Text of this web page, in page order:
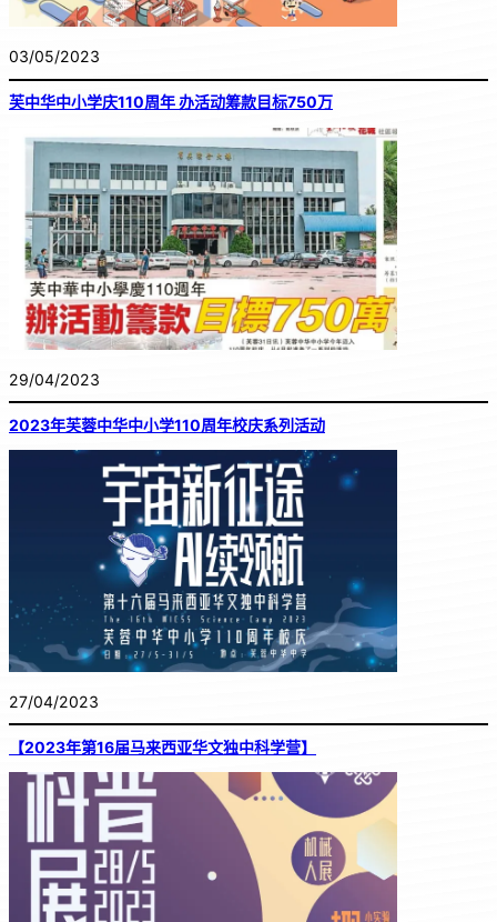
03/05/2023
芙中华中小学庆110周年 办活动筹款目标750万
29/04/2023
2023年芙蓉中华中小学110周年校庆系列活动
27/04/2023
【2023年第16届马来西亚华文独中科学营】